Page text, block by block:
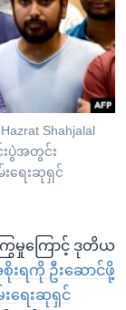
Shahjalal
ပွဲအတွင်း
းရေးဆုရှင်
ြွမှုကြောင့် ဒုတိယ
စိုးရကို ဦးဆောင်ဖို့
ရေးဆုရှင်